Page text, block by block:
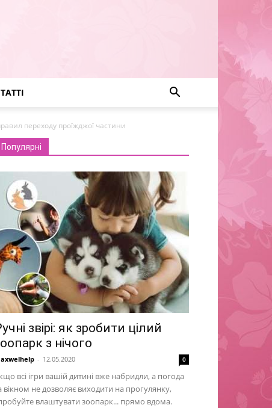
переходу проїжджої частини
Популярні
звірі: як зробити цілий
з нічого
- 12.05.2020 0
всі ігри вашій дитині вже набридли, а погода
вікном не дозволяє виходити на прогулянку,
влаштувати зоопарк... прямо вдома.